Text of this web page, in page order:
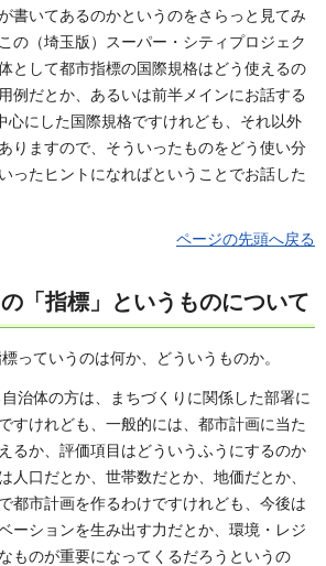
書いてあるのかというのをさらっと見てみ
の（埼玉版）スーパー・シティプロジェク
として都市指標の国際規格はどう使えるの
例だとか、あるいは前半メインにお話する
心にした国際規格ですけれども、それ以外
りますので、そういったものをどう使い分
ったヒントになればということでお話した
ページの先頭へ戻る
「指標」というものについて
っていうのは何か、どういうものか。
治体の方は、まちづくりに関係した部署に
すけれども、一般的には、都市計画に当た
るか、評価項目はどういうふうにするのか
人口だとか、世帯数だとか、地価だとか、
都市計画を作るわけですけれども、今後は
ーションを生み出す力だとか、環境・レジ
ものが重要になってくるだろうというの